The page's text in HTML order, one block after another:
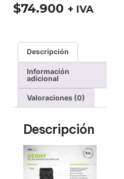
$74.900 + IVA
Descripción
Información
adicional
Valoraciones (0)
Descripción